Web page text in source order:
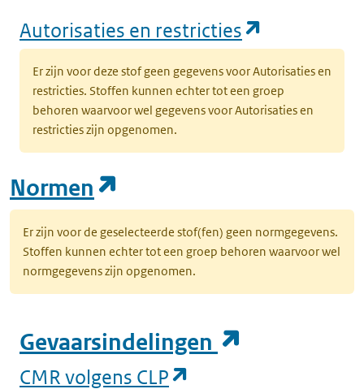
Autorisaties en restricties
Er zijn voor deze stof geen gegevens voor Autorisaties en
restricties. Stoffen kunnen echter tot een groep
behoren waarvoor wel gegevens voor Autorisaties en
restricties zijn opgenomen.
Normen
Er zijn voor de geselecteerde stof(fen) geen normgegevens.
Stoffen kunnen echter tot een groep behoren waarvoor wel
normgegevens zijn opgenomen.
Gevaarsindelingen
CMR volgens CLP